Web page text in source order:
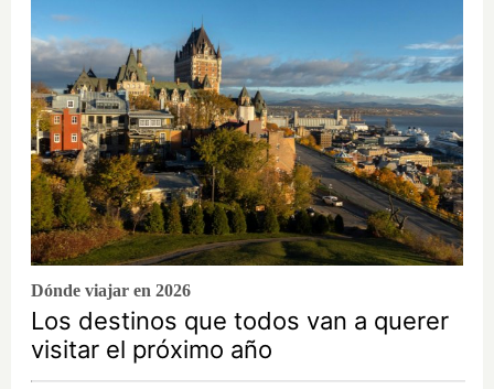
Dónde viajar en 2026
Los destinos que todos van a querer
visitar el próximo año